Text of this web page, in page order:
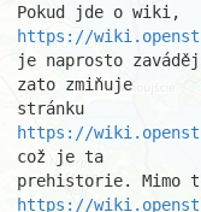
https://
je naprosto
zato zmiňuje
https://
což je ta
https://